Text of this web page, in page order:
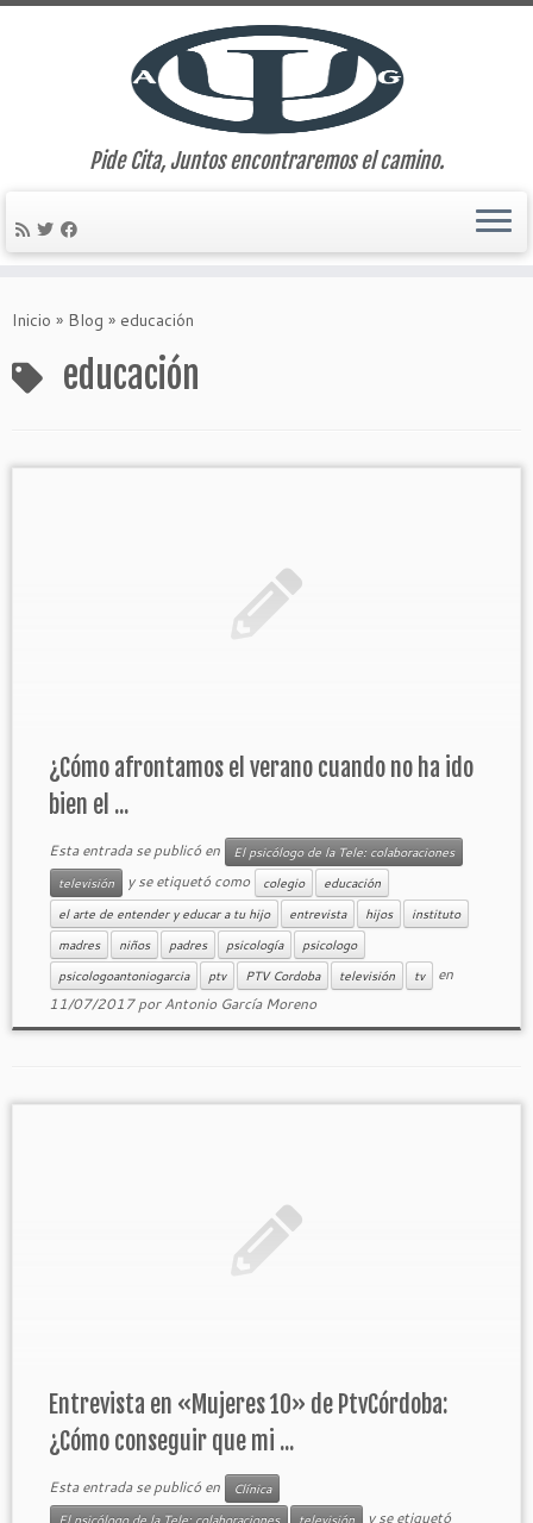
Pide Cita, Juntos encontraremos el camino.
Inicio » Blog » educación
educación
¿Cómo afrontamos el verano cuando no ha ido
bien el ...
Esta entrada se publicó en
El psicólogo de la Tele: colaboraciones
televisión
y se etiquetó como colegio
educación
el arte de entender y educar a tu hijo
entrevista hijos
instituto
madres
niños padres psicología
psicologo
psicologoantoniogarcia
ptv PTV Cordoba televisión tv
en
11/07/2017 porAntonio García Moreno
Entrevista en «Mujeres 10» de PtvCórdoba:
¿Cómo conseguir que mi ...
Esta entrada se publicó en
Clínica
El psicólogo de la Tele: colaboraciones
televisión
y se etiquetó